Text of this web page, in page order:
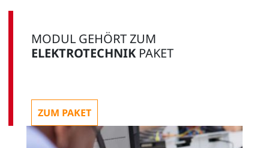
MODUL GEHÖRT ZUM
ELEKTROTECHNIKPAKET
ZUM PAKET